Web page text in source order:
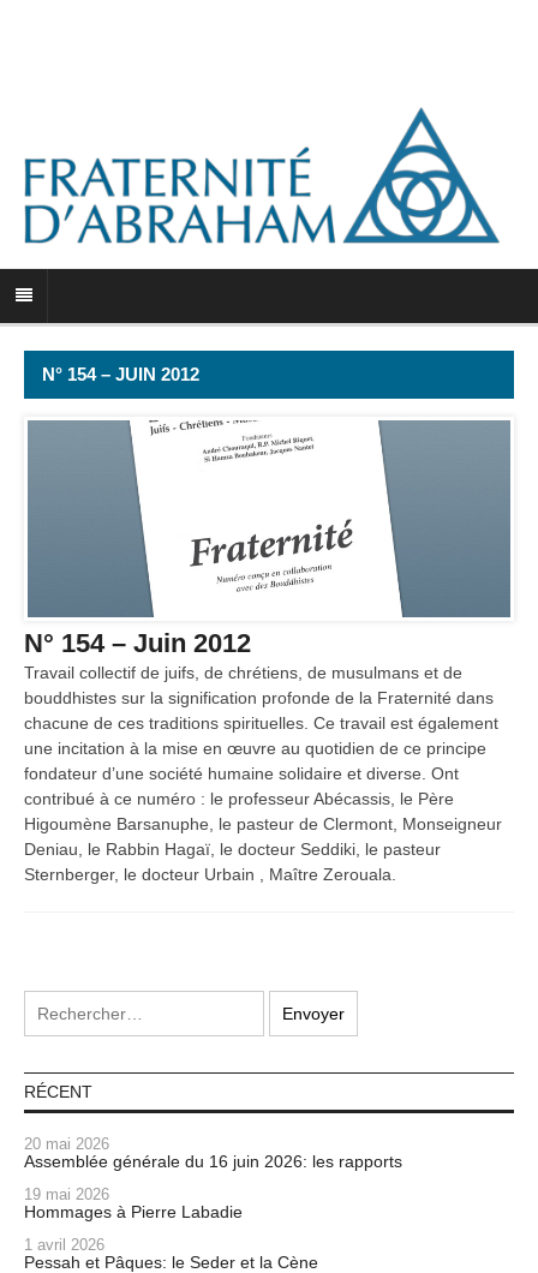
N° 154 – JUIN 2012
N° 154 – Juin 2012
Travail collectif de juifs, de chrétiens, de musulmans et de
bouddhistes sur la signification profonde de la Fraternité dans
chacune de ces traditions spirituelles. Ce travail est également
une incitation à la mise en œuvre au quotidien de ce principe
fondateur d’une société humaine solidaire et diverse. Ont
contribué à ce numéro : le professeur Abécassis, le Père
Higoumène Barsanuphe, le pasteur de Clermont, Monseigneur
Deniau, le Rabbin Hagaï, le docteur Seddiki, le pasteur
Sternberger, le docteur Urbain , Maître Zerouala.
RÉCENT
20 mai 2026
Assemblée générale du 16 juin 2026: les rapports
19 mai 2026
Hommages à Pierre Labadie
1 avril 2026
Pessah et Pâques: le Seder et la Cène